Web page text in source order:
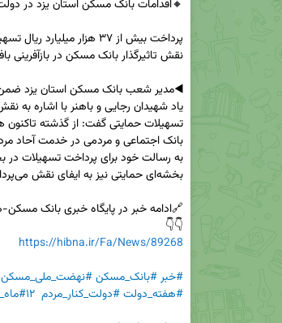
👇👇
https://hibna.ir/Fa/News/89268
#خبر#بانک_مسکن#نهضت_ملی_مسکن
#هفته_دولت#دولت_کنار_مردم #۱۲ماه_تلاش